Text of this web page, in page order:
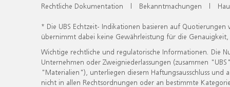
Rechtliche Dokumentation | Bekanntmachungen |
* Die UBS Echtzeit- Indikationen basieren auf
übernimmt dabei keine Gewährleistung für die
Wichtige rechtliche und regulatorische Informationen. Die
Unternehmen oder Zweigniederlassungen (zusammen
"Materialien"), unterliegen diesem Haftungsausschluss
nicht in allen Rechtsordnungen oder an bestimmte